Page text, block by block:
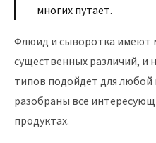
многих путает.
Флюид и сыворотка имеют
существенных различий, и
типов подойдет для любой
разобраны все
продуктах.